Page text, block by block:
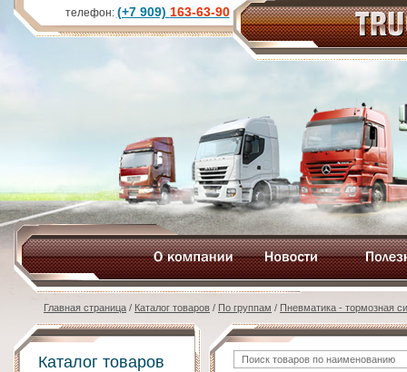
Главная страница / Каталог товаров / По группам / Пневматика - тормозная
Каталог товаров
телефон: (+7 909) 163-63-90